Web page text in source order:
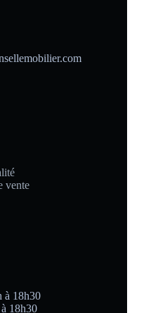
vente
à 18h30
18h30